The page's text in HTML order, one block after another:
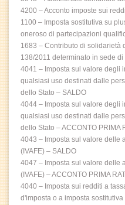
4200 – Acconto imposte sui
1100 – Imposta sostitutiva su
oneroso di partecipazioni
1683 – Contributo di solidarietà
138/2011 determinato in sede
4041 – Imposta sul valore degli
qualsiasi uso destinati dalle
dello Stato – SALDO
4044 – Imposta sul valore degli
qualsiasi uso destinati dalle
dello Stato – ACCONTO PRIMA
4043 – Imposta sul valore delle
(IVAFE) – SALDO
4047 – Imposta sul valore delle
(IVAFE) – ACCONTO PRIMA
4040 – Imposta sui redditi a
d'imposta o a imposta